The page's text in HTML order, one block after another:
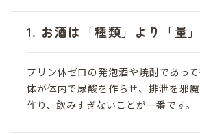
1. お酒は「種類」より「量
プリン体ゼロの発泡酒や焼酎であっ
体が体内で尿酸を作らせ、排泄を邪
作り、飲みすぎないことが一番です。